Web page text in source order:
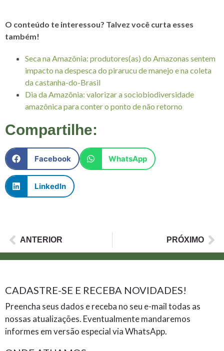
O conteúdo te interessou? Talvez você curta esses
também!
Seca na Amazônia: produtores(as) do Amazonas sentem
impacto na despesca do pirarucu de manejo e na coleta
da castanha-do-Brasil
Dia da Amazônia: valorizar a sociobiodiversidade
amazônica para conter o ponto de não retorno
Compartilhe:
Facebook WhatsApp
LinkedIn
ANTERIOR PRÓXIMO
CADASTRE-SE E RECEBA NOVIDADES!
Preencha seus dados e receba no seu e-mail todas as
nossas atualizações. Eventualmente mandaremos
informes em versão especial via WhatsApp.